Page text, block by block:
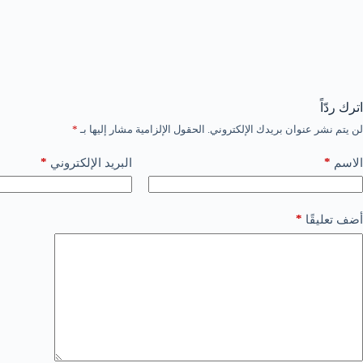
اترك ردّاً
لن يتم نشر عنوان بريدك الإلكتروني. الحقول الإلزامية مشار إليها بـ *
الاسم * البريد الإلكتروني *
أضف تعليقًا *